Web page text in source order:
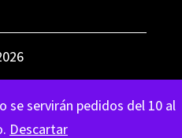
se servirán pedidos del 10 al
Descartar